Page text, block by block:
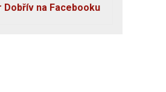
Dobřív na Facebooku